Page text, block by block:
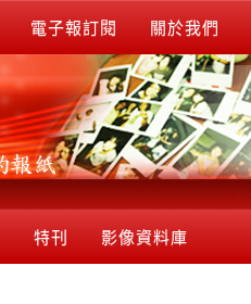
電子報訂閱 關於我們
特刊 影像資料庫